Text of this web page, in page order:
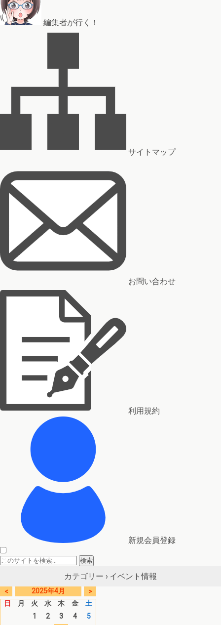
編集者が行く！
サイトマップ
お問い合わせ
利用規約
新規会員登録
カテゴリー › イベント情報
< 2025年4月
>
日
月 火 水 木 金
土
1
2 3 4
5